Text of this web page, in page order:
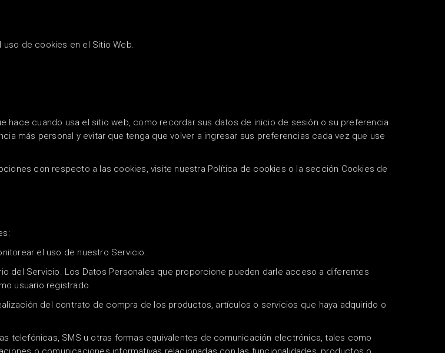
uso de cookies en el Sitio Web.
cuando usa el sitio web, como recordar sus datos de inicio de sesión o su preferencia
más personal y evitar que tenga que volver a ingresar sus preferencias cada vez que use
con respecto a las cookies, visite nuestra Política de cookies o la sección Cookies de
el uso de nuestro Servicio.
del Servicio. Los Datos Personales que proporcione pueden darle acceso a diferentes
usuario registrado.
del contrato de compra de los productos, artículos o servicios que haya adquirido o
telefónicas, SMS u otras formas equivalentes de comunicación electrónica, tales como